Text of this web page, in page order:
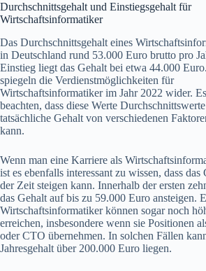
Durchschnittsgehalt und Einstiegsgehalt für
Wirtschaftsinformatiker
Das Durchschnittsgehalt eines
in Deutschland rund 53.000 Euro brutto pro
Einstieg liegt das Gehalt bei etwa 44.000
spiegeln die Verdienstmöglichkeiten für
Wirtschaftsinformatiker im Jahr 2022 wider.
beachten, dass diese Werte
tatsächliche Gehalt von verschiedenen
kann.
Wenn man eine Karriere als
ist es ebenfalls interessant zu wissen, dass
der Zeit steigen kann. Innerhalb der ersten
das Gehalt auf bis zu 59.000 Euro ansteigen.
Wirtschaftsinformatiker können sogar noch
erreichen, insbesondere wenn sie Positionen
oder CTO übernehmen. In solchen Fällen
Jahresgehalt über 200.000 Euro liegen.